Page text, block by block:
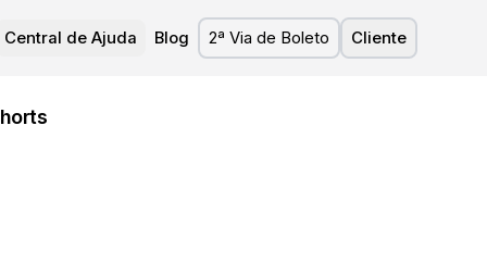
Central de Ajuda Blog 2ª Via de Boleto Cliente